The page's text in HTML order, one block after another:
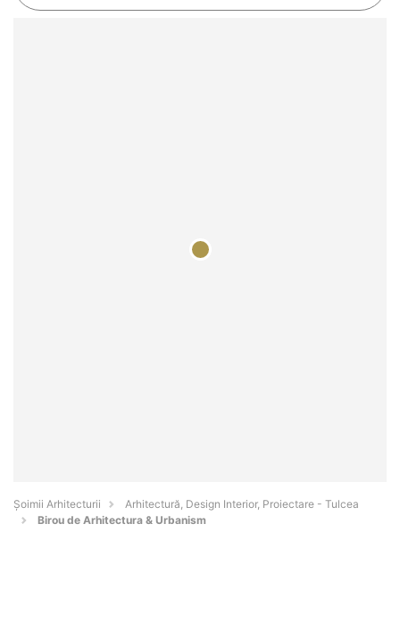
Șoimii Arhitecturii
Arhitectură, Design Interior, Proiectare - Tulcea
Birou de Arhitectura & Urbanism